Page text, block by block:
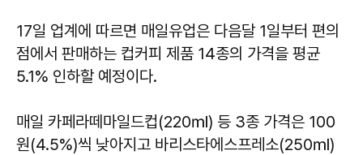
17일 업계에 따르면 매일유업은 다음달 1일부터 편의
점에서 판매하는 컵커피 제품 14종의 가격을 평균
5.1% 인하할 예정이다.
매일 카페라떼마일드컵(220㎖) 등 3종 가격은 100
원(4.5%)씩 낮아지고 바리스타에스프레소(250㎖)